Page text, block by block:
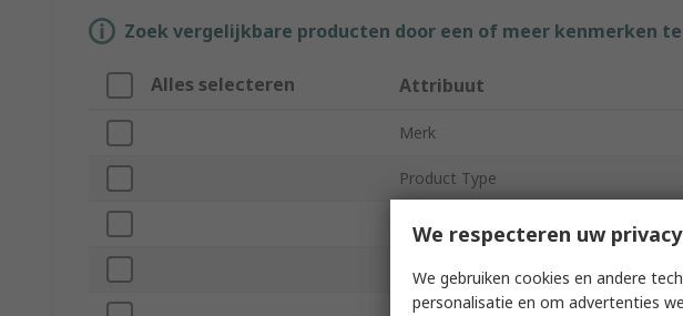
Zoek vergelijkbare producten door een of meer kenmerken
Alles selecteren Attribuut
Merk
Product Type
Pin Diameter
Insulation Material
We respecteren uw privacy
We gebruiken cookies en andere
personalisatie en om advertenties